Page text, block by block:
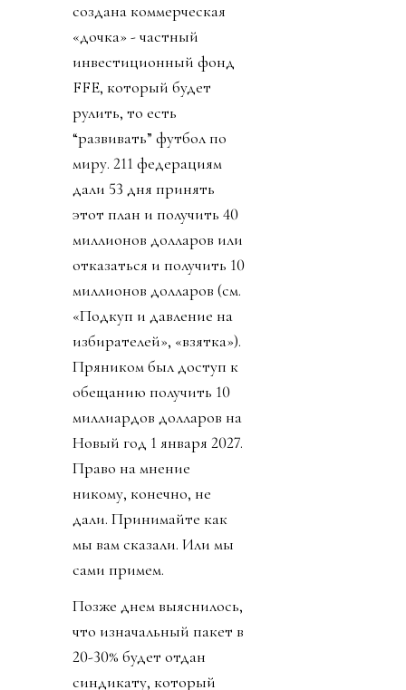
создана коммерческая
«дочка» - частный
инвестиционный фонд
FFE, который будет
рулить, то есть
“развивать” футбол по
миру. 211 федерациям
дали 53 дня принять
этот план и получить 40
миллионов долларов или
отказаться и получить 10
миллионов долларов (см.
«Подкуп и давление на
избирателей», «взятка»).
Пряником был доступ к
обещанию получить 10
миллиардов долларов на
Новый год 1 января 2027.
Право на мнение
никому, конечно, не
дали. Принимайте как
мы вам сказали. Или мы
сами примем.
Позже днем выяснилось,
что изначальный пакет в
20-30% будет отдан
синдикату, который